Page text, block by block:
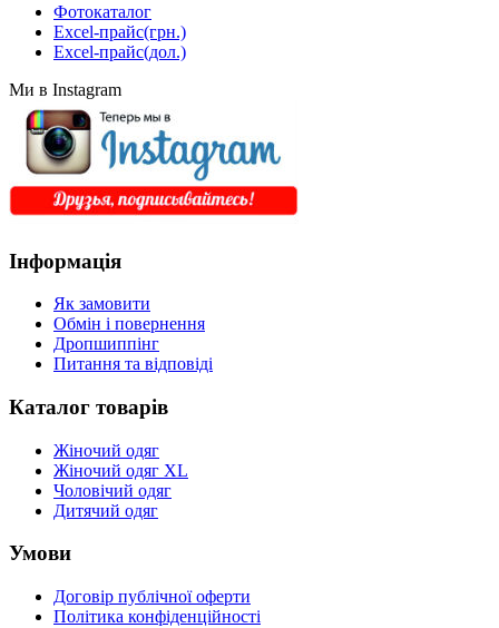
Фотокаталог
Excel-прайс(грн.)
Excel-прайс(дол.)
Ми в Instagram
Інформація
Як замовити
Обмін і повернення
Дропшиппінг
Питання та відповіді
Каталог товарів
Жіночий одяг
Жіночий одяг XL
Чоловічий одяг
Дитячий одяг
Умови
Договір публічної оферти
Політика конфіденційності